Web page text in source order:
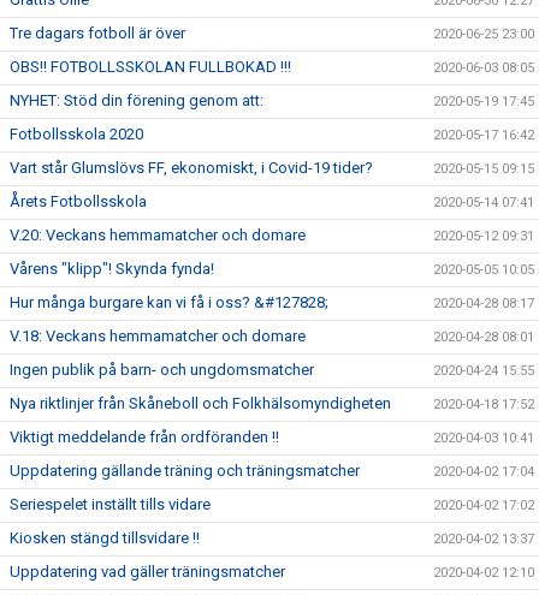
Tre dagars fotboll är över 2020-06-25 23:00
OBS!! FOTBOLLSSKOLAN FULLBOKAD !!! 2020-06-03 08:05
NYHET: Stöd din förening genom att: 2020-05-19 17:45
Fotbollsskola 2020 2020-05-17 16:42
Vart står Glumslövs FF, ekonomiskt, i Covid-19 tider? 2020-05-15 09:15
Årets Fotbollsskola 2020-05-14 07:41
V.20: Veckans hemmamatcher och domare 2020-05-12 09:31
Vårens "klipp"! Skynda fynda! 2020-05-05 10:05
Hur många burgare kan vi få i oss? &#127828; 2020-04-28 08:17
V.18: Veckans hemmamatcher och domare 2020-04-28 08:01
Ingen publik på barn- och ungdomsmatcher 2020-04-24 15:55
Nya riktlinjer från Skåneboll och Folkhälsomyndigheten 2020-04-18 17:52
Viktigt meddelande från ordföranden !! 2020-04-03 10:41
Uppdatering gällande träning och träningsmatcher 2020-04-02 17:04
Seriespelet inställt tills vidare 2020-04-02 17:02
Kiosken stängd tillsvidare !! 2020-04-02 13:37
Uppdatering vad gäller träningsmatcher 2020-04-02 12:10